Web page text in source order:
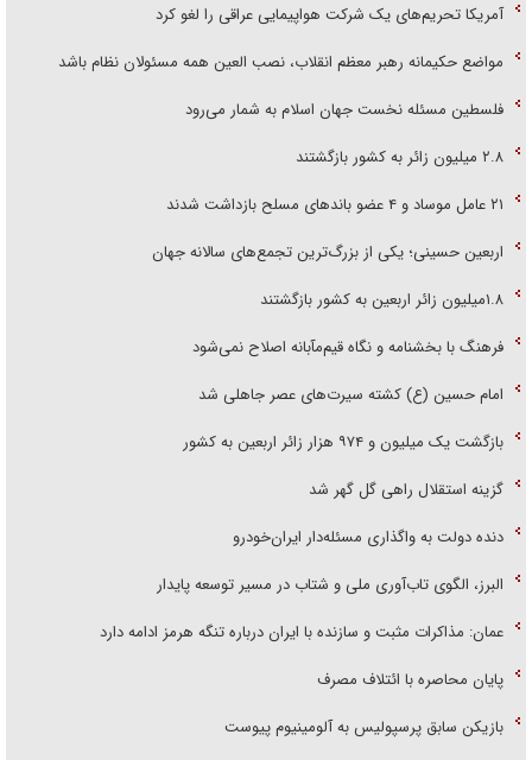
آمریکا تحریم‌های یک شرکت هواپیمایی عراقی را لغو کرد
مواضع حکیمانه رهبر معظم انقلاب، نصب العین همه مسئولان نظام باشد
فلسطین مسئله نخست جهان اسلام به شمار می‌رود
۲.۸ میلیون زائر به کشور بازگشتند
۲۱ عامل موساد و ۴ عضو باند‌های مسلح بازداشت شدند
اربعین حسینی؛ یکی از بزرگ‌ترین تجمع‌های سالانه جهان
۱.۸میلیون زائر اربعین به کشور بازگشتند
فرهنگ با بخشنامه و نگاه قیم‌مآبانه اصلاح نمی‌شود
امام حسین (ع) کشته سیرت‌های عصر جاهلی شد
بازگشت یک میلیون و ۹۷۴ هزار زائر اربعین به کشور
گزینه استقلال راهی گل گهر شد
دنده دولت به واگذاری مسئله‌دار ایران‌خودرو
البرز، الگوی تاب‌آوری ملی و شتاب در مسیر توسعه پایدار
عمان: مذاکرات مثبت و سازنده با ایران درباره تنگه هرمز ادامه دارد
پایان محاصره با ائتلاف مصرف
بازیکن سابق پرسپولیس به آلومینیوم پیوست